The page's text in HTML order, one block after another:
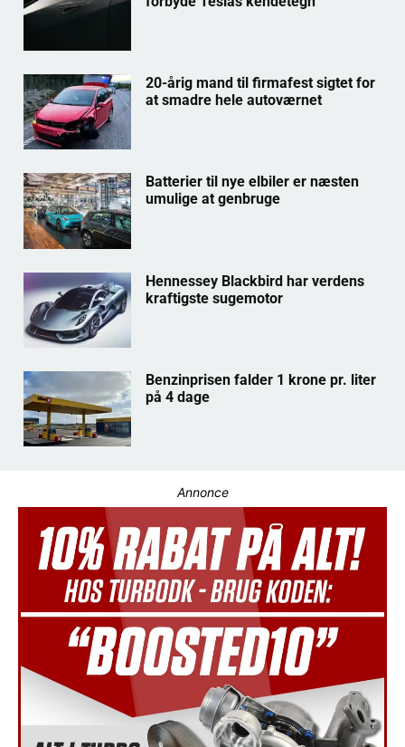
20-årig mand til firmafest sigtet for
at smadre hele autoværnet
Batterier til nye elbiler er næsten
umulige at genbruge
Hennessey Blackbird har verdens
kraftigste sugemotor
Benzinprisen falder 1 krone pr. liter
på 4 dage
Annonce